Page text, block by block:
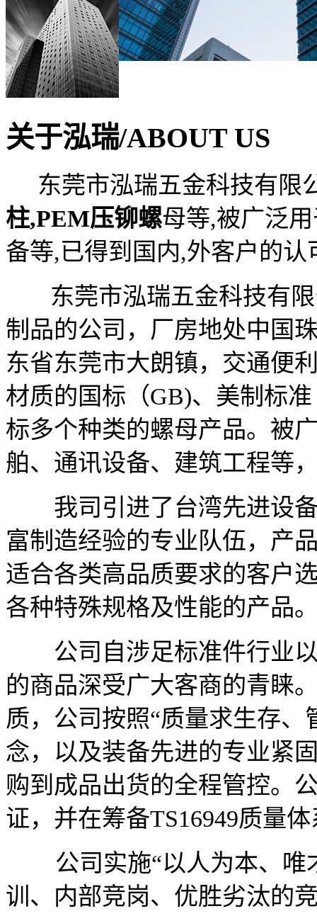
关于泓瑞/ABOUT US
东莞市泓瑞五金科技有限
柱,PEM压铆螺母等,被广泛
备等,已得到国内,外客户的认
东莞市泓瑞五金科技有限
制品的公司，厂房地处中国
东省东莞市大朗镇，交通便
材质的国标（GB)、美制标
标多个种类的螺母产品。被
舶、通讯设备、建筑工程等
我司引进了台湾先进设备
富制造经验的专业队伍，产
适合各类高品质要求的客户
各种特殊规格及性能的产品
公司自涉足标准件行业以
的商品深受广大客商的青睐
质，公司按照“质量求生存
念，以及装备先进的专业紧
购到成品出货的全程管控。
证，并在筹备TS16949质量
公司实施“以人为本、唯
训、内部竞岗、优胜劣汰的